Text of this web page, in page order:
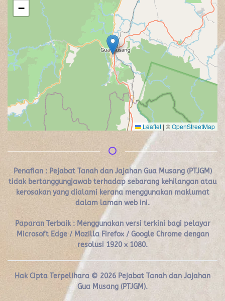
−
Leaflet | ©OpenStreetMap
Penafian : Pejabat Tanah dan Jajahan Gua Musang (PTJGM)
tidak bertanggungjawab terhadap sebarang kehilangan atau
kerosakan yang dialami kerana menggunakan maklumat
dalam laman web ini.
Paparan Terbaik : Menggunakan versi terkini bagi pelayar
Microsoft Edge / Mozilla Firefox / Google Chrome dengan
resolusi 1920 x 1080.
Hak Cipta Terpelihara © 2026 Pejabat Tanah dan Jajahan
Gua Musang (PTJGM).